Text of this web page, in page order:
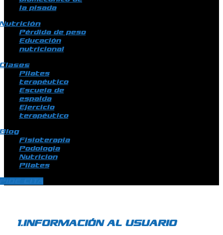
la pisada
Pérdida de peso
Educación
nutricional
Pilates
terapéutico
Escuela de
espalda
Ejercicio
terapéutico
Fisioterapia
Podologia
Nutricion
Pilates
1.INFORMACIÓN AL USUARIO